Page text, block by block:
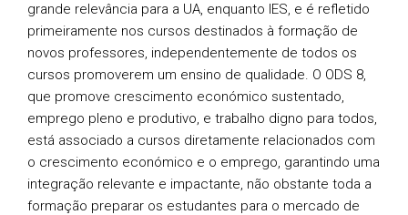
grande relevância para a UA, enquanto IES, e é refletido
primeiramente nos cursos destinados à formação de
novos professores, independentemente de todos os
cursos promoverem um ensino de qualidade. O ODS 8,
que promove crescimento económico sustentado,
emprego pleno e produtivo, e trabalho digno para todos,
está associado a cursos diretamente relacionados com
o crescimento económico e o emprego, garantindo uma
integração relevante e impactante, não obstante toda a
formação preparar os estudantes para o mercado de